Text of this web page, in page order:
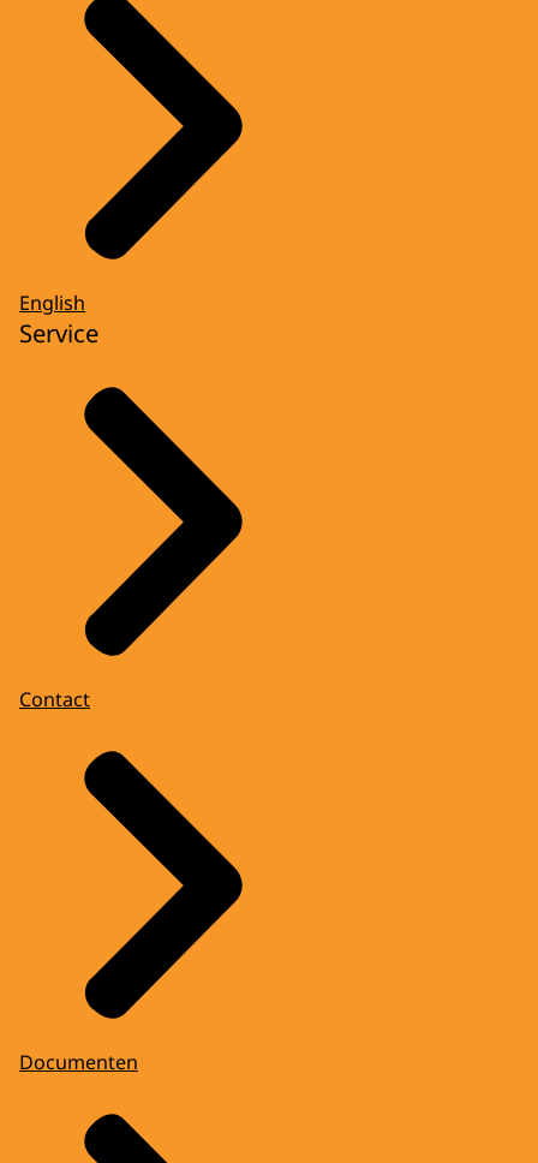
English
Service
Contact
Documenten